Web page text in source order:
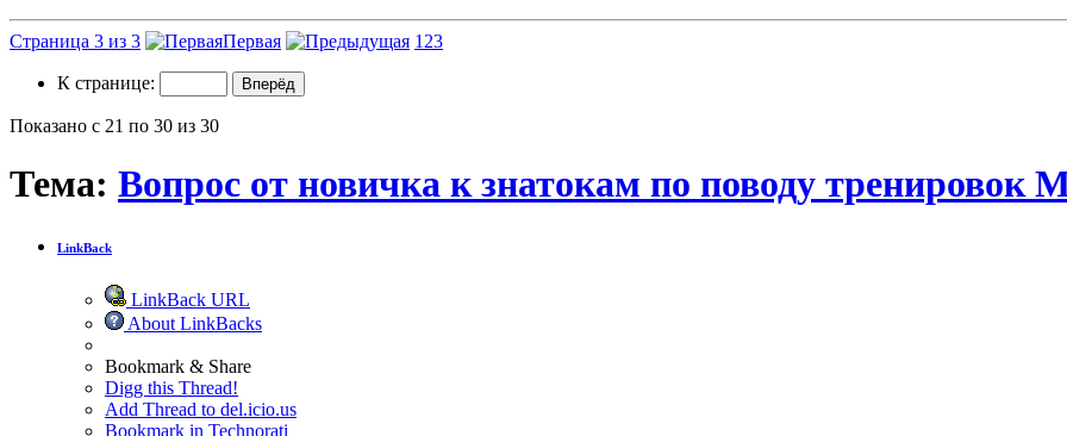
Страница 3 из 3 Первая 1 23
К странице:
Показано с 21 по 30 из 30
Тема: Вопрос от новичка к знатокам по поводу
LinkBack
LinkBack URL
About LinkBacks
Bookmark & Share
Digg this Thread!
Add Thread to del.icio.us
Bookmark in Technorati